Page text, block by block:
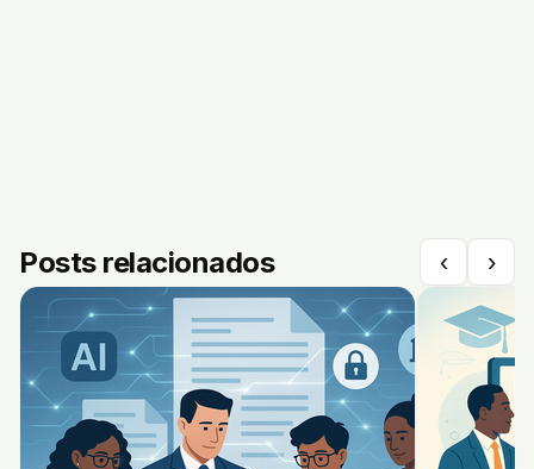
Posts relacionados ‹ ›